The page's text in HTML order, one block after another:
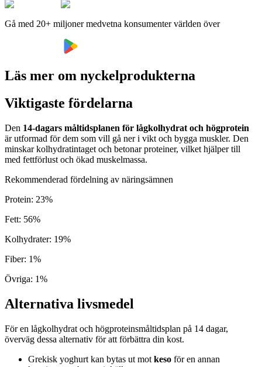
Gå med 20+ miljoner medvetna konsumenter världen över
Läs mer om nyckelprodukterna
Viktigaste fördelarna
Den 14-dagars måltidsplanen för lågkolhydrat och högprotein
är utformad för dem som vill gå ner i vikt och bygga muskler. Den
minskar kolhydratintaget och betonar proteiner, vilket hjälper till
med fettförlust och ökad muskelmassa.
Rekommenderad fördelning av näringsämnen
Protein: 23%
Fett: 56%
Kolhydrater: 19%
Fiber: 1%
Övriga: 1%
Alternativa livsmedel
För en lågkolhydrat och högproteinsmåltidsplan på 14 dagar,
överväg dessa alternativ för att förbättra din kost.
Grekisk yoghurt kan bytas ut mot keso för en annan